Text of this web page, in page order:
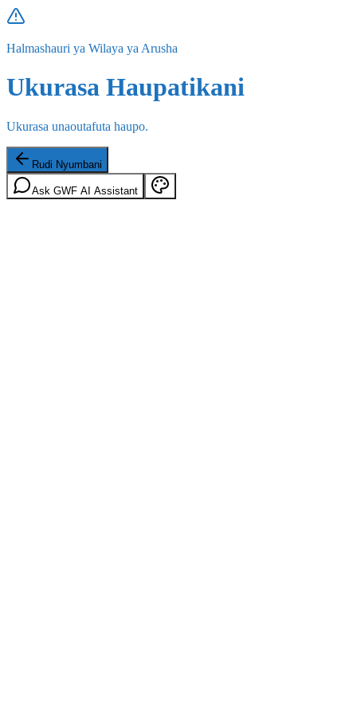
Halmashauri ya Wilaya ya Arusha
Ukurasa Haupatikani
Ukurasa unaoutafuta haupo.
Rudi Nyumbani
Ask GWF AI Assistant